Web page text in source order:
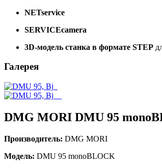
NETservice
SERVICEcamera
3D-модель станка в формате STEP
Галерея
DMG MORI DMU 95
Производитель: DMG MORI
Модель: DMU 95 monoBLOCK